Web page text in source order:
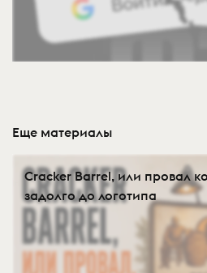
Еще материалы
Cracker Barrel, или провал
задолго до логотипа